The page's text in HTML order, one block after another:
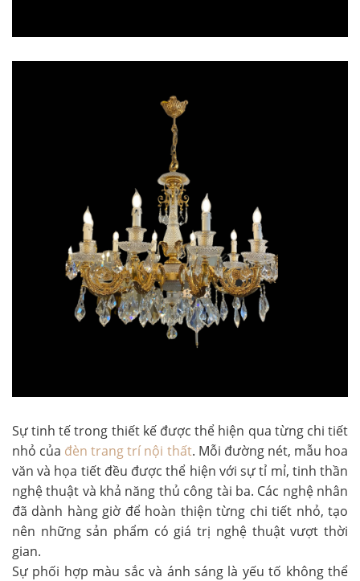
Sự tinh tế trong thiết kế được thể hiện qua từng chi tiết
nhỏ của đèn trang trí nội thất. Mỗi đường nét, mẫu hoa
văn và họa tiết đều được thể hiện với sự tỉ mỉ, tinh thần
nghệ thuật và khả năng thủ công tài ba. Các nghệ nhân
đã dành hàng giờ để hoàn thiện từng chi tiết nhỏ, tạo
nên những sản phẩm có giá trị nghệ thuật vượt thời
gian.
Sự phối hợp màu sắc và ánh sáng là yếu tố không thể